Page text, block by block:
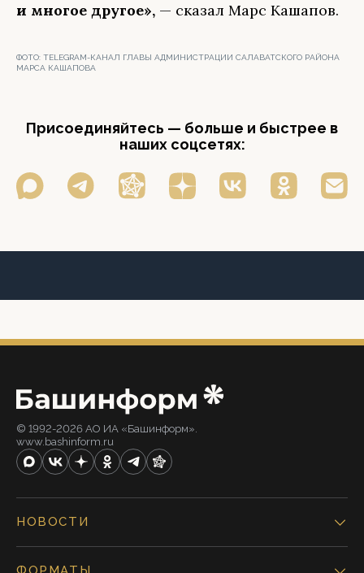
и многое другое», — сказал Марс Кашапов.
ФОТО: TELEGRAM-КАНАЛ ГЛАВЫ АДМИНИСТРАЦИИ САЛАВАТСКОГО РАЙОНА
МАРСА КАШАПОВА
Присоединяйтесь — больше и быстрее в
наших соцсетях:
© 1992-2026 АО ИА «Башинформ».
www.bashinform.ru
НОВОСТИ